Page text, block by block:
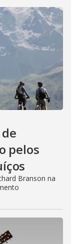
pelos
Branson na